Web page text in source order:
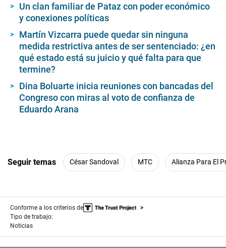
Un clan familiar de Pataz con poder económico
y conexiones políticas
Martín Vizcarra puede quedar sin ninguna
medida restrictiva antes de ser sentenciado: ¿en
qué estado está su juicio y qué falta para que
termine?
Dina Boluarte inicia reuniones con bancadas del
Congreso con miras al voto de confianza de
Eduardo Arana
Seguir temas César Sandoval MTC Alianza Para El
Conforme a los criterios de
Tipo de trabajo:
Noticias